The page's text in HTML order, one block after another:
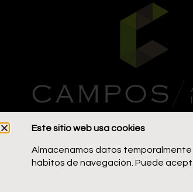
C. German Schreiber Gulsmanco 210,
Síguenos:
Este sitio web usa cookies
Almacenamos datos temporalmente
hábitos de navegación. Puede